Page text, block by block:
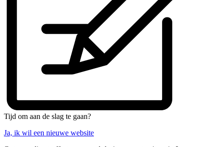
Tijd om aan de slag te gaan?
Ja, ik wil een nieuwe website